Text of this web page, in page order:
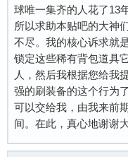
球唯一集齐的人花了13
所以求助本贴吧的大神
不尽。我的核心诉求就
锁定这些稀有背包道具
人，然后我根据您给我
强的刷装备的这个行为
可以交给我，由我来前
间。在此，真心地谢谢